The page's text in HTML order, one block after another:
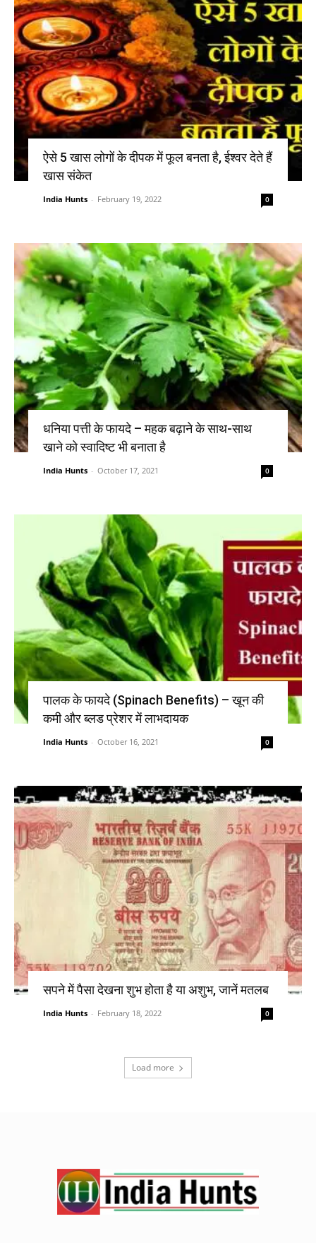
ऐसे 5 खास लोगों के दीपक में फूल बनता है, ईश्वर देते हैं
खास संकेत
India Hunts - February 19, 2022 0
धनिया पत्ती के फायदे – महक बढ़ाने के साथ-साथ
खाने को स्वादिष्ट भी बनाता है
India Hunts - October 17, 2021 0
पालक के फायदे (Spinach Benefits) – खून की
कमी और ब्लड प्रेशर में लाभदायक
India Hunts - October 16, 2021 0
सपने में पैसा देखना शुभ होता है या अशुभ, जानें मतलब
India Hunts - February 18, 2022 0
Load more